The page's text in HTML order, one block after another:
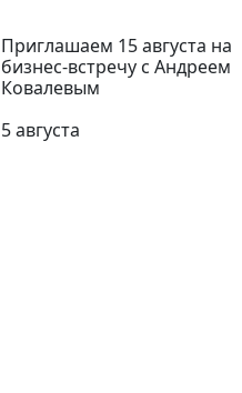
Приглашаем 15 августа на
бизнес-встречу с Андреем
Ковалевым
5 августа